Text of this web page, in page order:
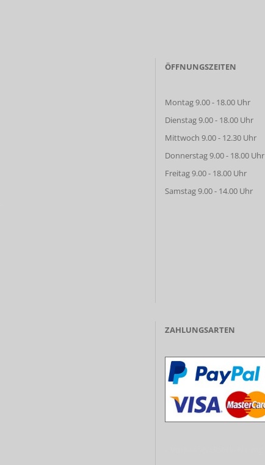
ÖFFNUNGSZEITEN
Montag 9.00 - 18.00 Uhr
Dienstag 9.00 - 18.00 Uhr
Mittwoch 9.00 - 12.30 Uhr
Donnerstag 9.00 - 18.00 Uhr
Freitag 9.00 - 18.00 Uhr
Samstag 9.00 - 14.00 Uhr
ZAHLUNGSARTEN